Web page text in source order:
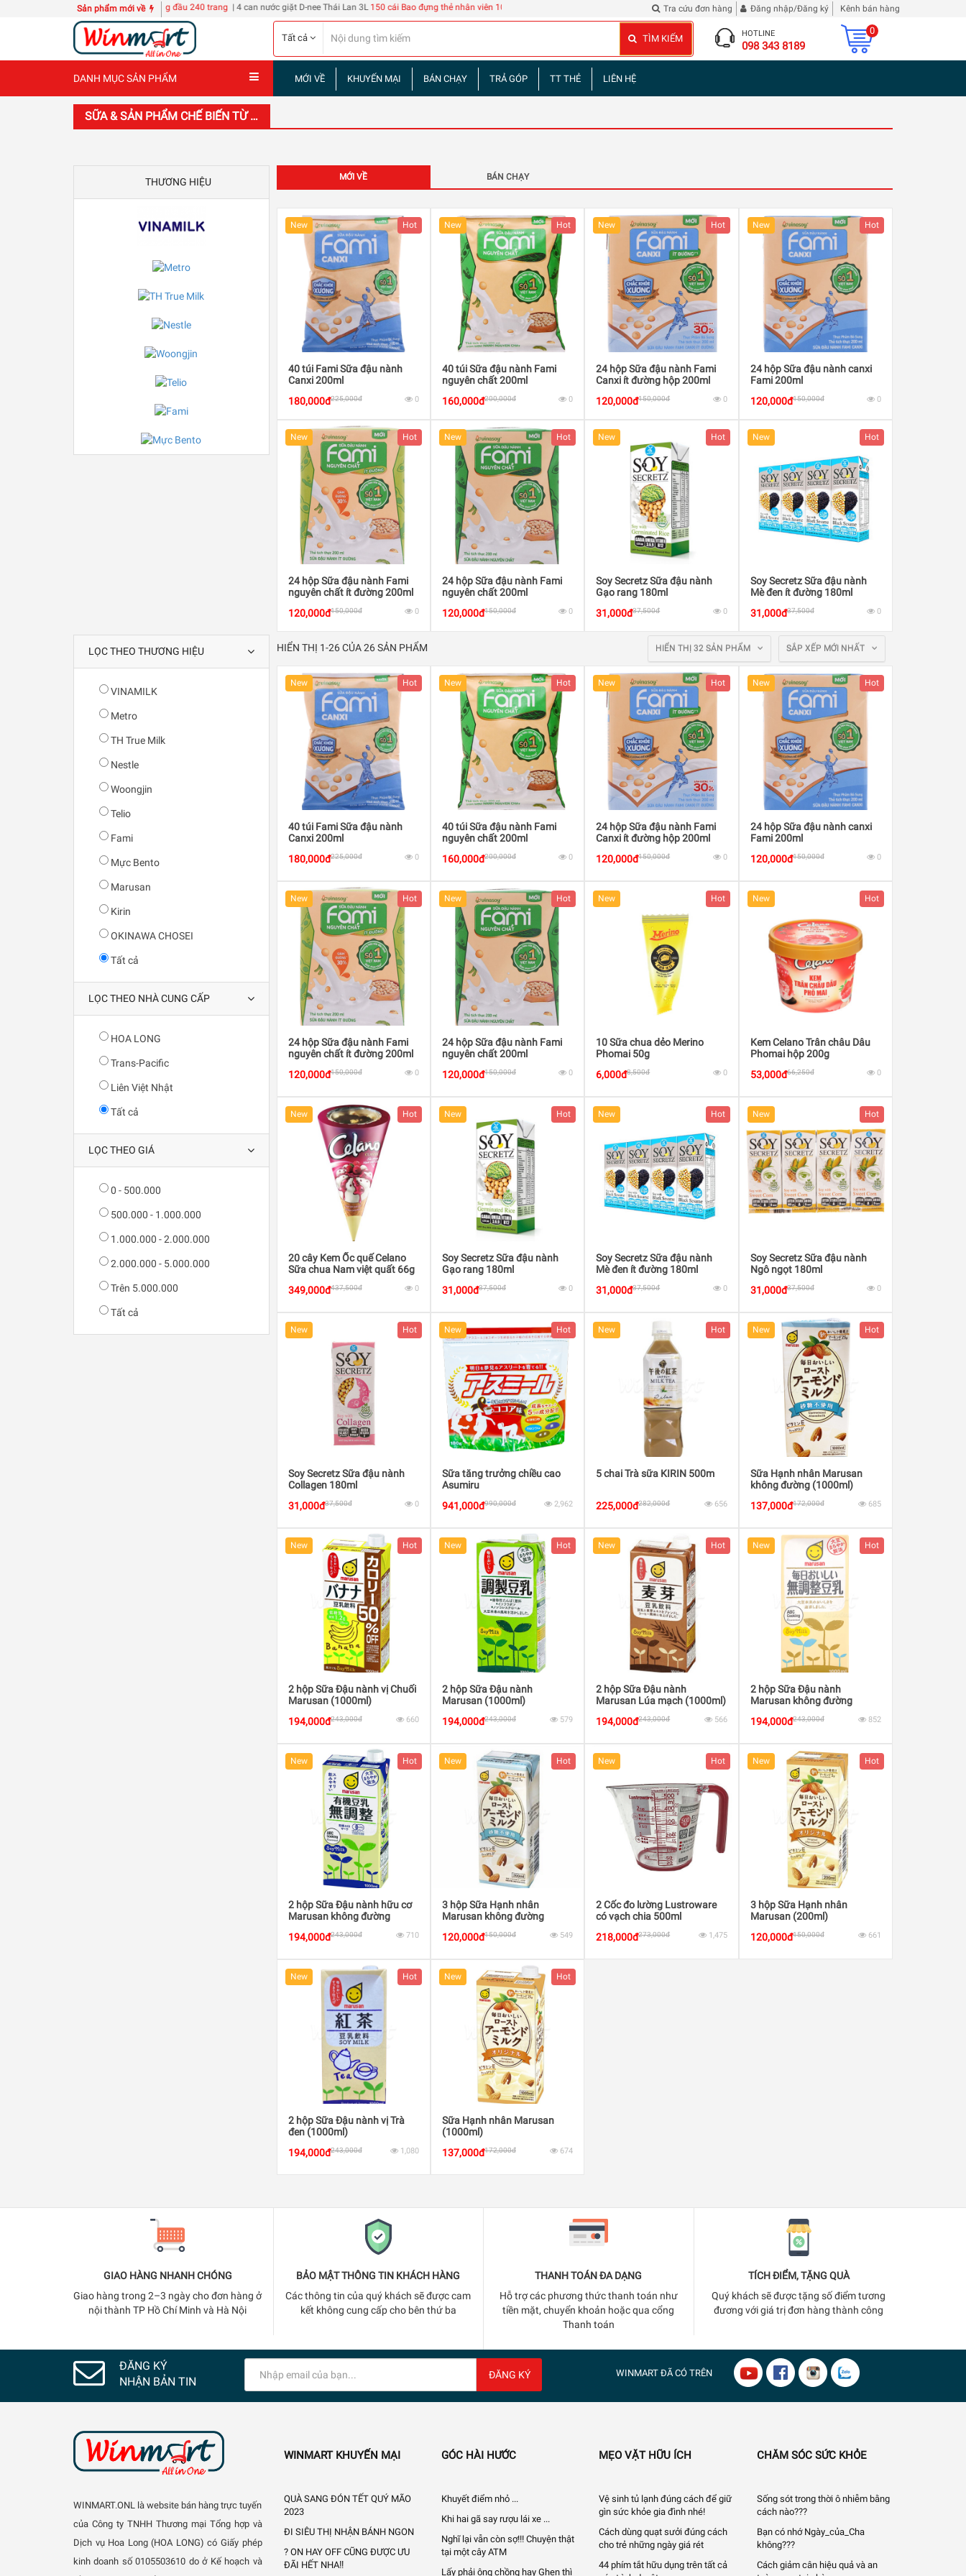
Sản phẩm mới về
Sổ A3 bìa cứng 6 tập bằng đầu 240 trang | 4 can nước giặt D-nee Thái Lan 3L150 cái Bao đựng thẻ nhân viên 108 | 60 tập truyện tranh Tam Quốc Diễn Nghĩa Đừng phê bình tôi | 2 chai Rượu Vang Hibiscus Roselle
Tra cứu đơn hàng Đăng nhập/Đăng ký Kênh bán hàng
Tất cả TÌM KIẾM HOTLINE
098 343 8189
0
DANH MỤC SẢN PHẨM MỚI VỀ KHUYẾN MẠI BÁN CHẠY TRẢ GÓP TT THẺ LIÊN HỆ
SỮA & SẢN PHẨM CHẾ BIẾN TỪ SỮA
THƯƠNG HIỆU MỚI VỀ BÁN CHẠY
New Hot
40 túi Fami Sữa đậu nành
Canxi 200ml
180,000đ225,000đ 0
New Hot
40 túi Sữa đậu nành Fami
nguyên chất 200ml
160,000đ200,000đ 0
New Hot
24 hộp Sữa đậu nành Fami
Canxi ít đường hộp 200ml
120,000đ150,000đ 0
New Hot
24 hộp Sữa đậu nành canxi
Fami 200ml
120,000đ150,000đ 0
New Hot
24 hộp Sữa đậu nành Fami
nguyên chất ít đường 200ml
120,000đ150,000đ 0
New Hot
24 hộp Sữa đậu nành Fami
nguyên chất 200ml
120,000đ150,000đ 0
New Hot
Soy Secretz Sữa đậu nành
Gạo rang 180ml
31,000đ37,500đ 0
New Hot
Soy Secretz Sữa đậu nành
Mè đen ít đường 180ml
31,000đ37,500đ 0
LỌC THEO THƯƠNG HIỆU
VINAMILK
Metro
TH True Milk
Nestle
Woongjin
Telio
Fami
Mực Bento
Marusan
Kirin
OKINAWA CHOSEI
Tất cả
LỌC THEO NHÀ CUNG CẤP
HOA LONG
Trans-Pacific
Liên Việt Nhật
Tất cả
LỌC THEO GIÁ
0 - 500.000
500.000 - 1.000.000
1.000.000 - 2.000.000
2.000.000 - 5.000.000
Trên 5.000.000
Tất cả
HIỂN THỊ 1-26 CỦA 26 SẢN PHẨM SẮP XẾP MỚI NHẤT
HIỂN THỊ 32 SẢN PHẨM
New Hot
40 túi Fami Sữa đậu nành
Canxi 200ml
180,000đ225,000đ 0
New Hot
40 túi Sữa đậu nành Fami
nguyên chất 200ml
160,000đ200,000đ 0
New Hot
24 hộp Sữa đậu nành Fami
Canxi ít đường hộp 200ml
120,000đ150,000đ 0
New Hot
24 hộp Sữa đậu nành canxi
Fami 200ml
120,000đ150,000đ 0
New Hot
24 hộp Sữa đậu nành Fami
nguyên chất ít đường 200ml
120,000đ150,000đ 0
New Hot
24 hộp Sữa đậu nành Fami
nguyên chất 200ml
120,000đ150,000đ 0
New Hot
10 Sữa chua dẻo Merino
Phomai 50g
6,000đ8,500đ 0
New Hot
Kem Celano Trân châu Dâu
Phomai hộp 200g
53,000đ66,250đ 0
New Hot
20 cây Kem Ốc quế Celano
Sữa chua Nam việt quất 66g
349,000đ437,500đ 0
New Hot
Soy Secretz Sữa đậu nành
Gạo rang 180ml
31,000đ37,500đ 0
New Hot
Soy Secretz Sữa đậu nành
Mè đen ít đường 180ml
31,000đ37,500đ 0
New Hot
Soy Secretz Sữa đậu nành
Ngô ngọt 180ml
31,000đ37,500đ 0
New Hot
Soy Secretz Sữa đậu nành
Collagen 180ml
31,000đ37,500đ 0
New Hot
Sữa tăng trưởng chiều cao
Asumiru
941,000đ990,000đ 2,962
New Hot
5 chai Trà sữa KIRIN 500m
225,000đ282,000đ 656
New Hot
Sữa Hạnh nhân Marusan
không đường (1000ml)
137,000đ172,000đ 685
New Hot
2 hộp Sữa Đậu nành vị Chuối
Marusan (1000ml)
194,000đ243,000đ 660
New Hot
2 hộp Sữa Đậu nành
Marusan (1000ml)
194,000đ243,000đ 579
New Hot
2 hộp Sữa Đậu nành
Marusan Lúa mạch (1000ml)
194,000đ243,000đ 566
New Hot
2 hộp Sữa Đậu nành
Marusan không đường
194,000đ243,000đ 852
New Hot
2 hộp Sữa Đậu nành hữu cơ
Marusan không đường
194,000đ243,000đ 710
New Hot
3 hộp Sữa Hạnh nhân
Marusan không đường
120,000đ150,000đ 549
New Hot
2 Cốc đo lường Lustroware
có vạch chia 500ml
218,000đ273,000đ 1,475
New Hot
3 hộp Sữa Hạnh nhân
Marusan (200ml)
120,000đ150,000đ 661
New Hot
2 hộp Sữa Đậu nành vị Trà
đen (1000ml)
194,000đ243,000đ 1,080
New Hot
Sữa Hạnh nhân Marusan
(1000ml)
137,000đ172,000đ 674
GIAO HÀNG NHANH CHÓNG
Giao hàng trong 2–3 ngày cho đơn hàng ở
nội thành TP Hồ Chí Minh và Hà Nội
BẢO MẬT THÔNG TIN KHÁCH HÀNG
Các thông tin của quý khách sẽ được cam
kết không cung cấp cho bên thứ ba
THANH TOÁN ĐA DẠNG
Hỗ trợ các phương thức thanh toán như
tiền mặt, chuyển khoản hoặc qua cổng
Thanh toán
TÍCH ĐIỂM, TẶNG QUÀ
Quý khách sẽ được tặng số điểm tương
đương với giá trị đơn hàng thành công
ĐĂNG KÝ
NHẬN BẢN TIN
ĐĂNG KÝ WINMARTĐÃ CÓ TRÊN
WINMART.ONL là website bán hàng trực tuyến
của Công ty TNHH Thương mại Tổng hợp và
Dịch vụ Hoa Long (HOA LONG) có Giấy phép
kinh doanh số 0105503610 do ở Kế hoạch và
WINMART KHUYẾN MẠI
QUÀ SANG ĐÓN TẾT QUÝ MÃO
2023
ĐI SIÊU THỊ NHẬN BÁNH NGON
? ON HAY OFF CŨNG ĐƯỢC ƯU
ĐÃI HẾT NHA‼
GÓC HÀI HƯỚC
Khuyết điểm nhỏ ...
Khi hai gã say rượu lái xe ...
Nghĩ lại vẫn còn sợ!!! Chuyện thật
tại một cây ATM
Lấy phải ông chồng hay Ghen thì
MẸO VẶT HỮU ÍCH
Vệ sinh tủ lạnh đúng cách để giữ
gìn sức khỏe gia đình nhé!
Cách dùng quạt sưởi đúng cách
cho trẻ những ngày giá rét
44 phím tắt hữu dụng trên tất cả
CHĂM SÓC SỨC KHỎE
Sống sót trong thời ô nhiễm bằng
cách nào???
Bạn có nhớ Ngày_của_Cha
không???
Cách giảm cân hiệu quả và an